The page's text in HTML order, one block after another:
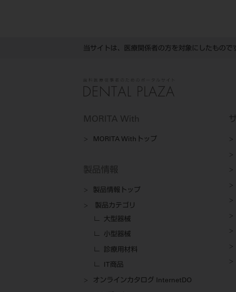
当サイトは、医療関係者の方を対象にしたもので
MORITA With
MORITA Withトップ
製品情報
製品情報トップ
製品カテゴリ
大型器械
小型器械
診療用材料
IT商品
オンラインカタログ InternetDO